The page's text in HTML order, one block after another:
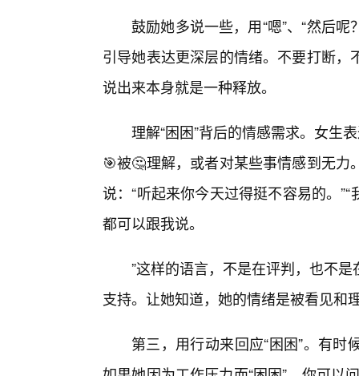
鼓励她多说一些，用“嗯”、“然后
引导她表达更深层的情绪。不要打断
说出来本身就是一种释放。
理解“困困”背后的情感需求。女生
🎯被🤔理解，或者对某些事情感到无
说：“听起来你今天过得挺不容易的。
都可以跟我说。
”这样的语言，不是在评判，也不
支持。让她知道，她的情绪是被看见和
第三，用行动来回应“困困”。有